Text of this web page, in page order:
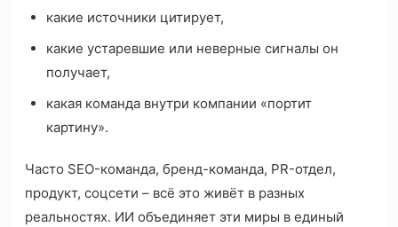
какие источники цитирует,
какие устаревшие или неверные сигналы он
получает,
какая команда внутри компании «портит
картину».
Часто SEO-команда, бренд-команда, PR-отдел,
продукт, соцсети – всё это живёт в разных
реальностях. ИИ объединяет эти миры в единый